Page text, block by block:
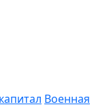
Военная